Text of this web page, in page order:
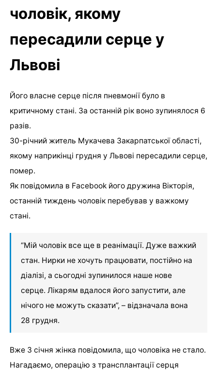
чоловік, якому
пересадили серце у
Львові
Його власне серце після пневмонії було в
критичному стані. За останній рік воно зупинялося 6
разів.
30-річний житель Мукачева Закарпатської області,
якому наприкінці грудня у Львові пересадили серце,
помер.
Як повідомила в Facebook його дружина Вікторія,
останній тиждень чоловік перебував у важкому
стані.
“Мій чоловік все ще в реанімації. Дуже важкий
стан. Нирки не хочуть працювати, постійно на
діалізі, а сьогодні зупинилося наше нове
серце. Лікарям вдалося його запустити, але
нічого не можуть сказати”, – відзначала вона
28 грудня.
Вже 3 січня жінка повідомила, що чоловіка не стало.
Нагадаємо, операцію з трансплантації серця